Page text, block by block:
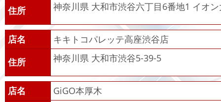
住所
神奈川県 大和市渋谷六丁目6番地1 イオ
店名
キキトコパレッテ高座渋谷店
住所
神奈川県 大和市渋谷5-39-5
店名
GiGO本厚木